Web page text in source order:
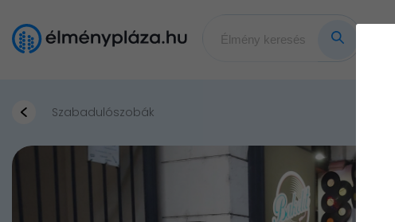
Szabadulószobák